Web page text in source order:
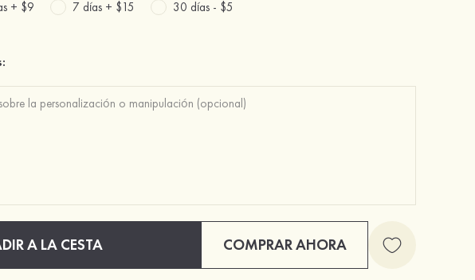
+ $9 7 días + $15 30 días - $5
A LA CESTA COMPRAR AHORA